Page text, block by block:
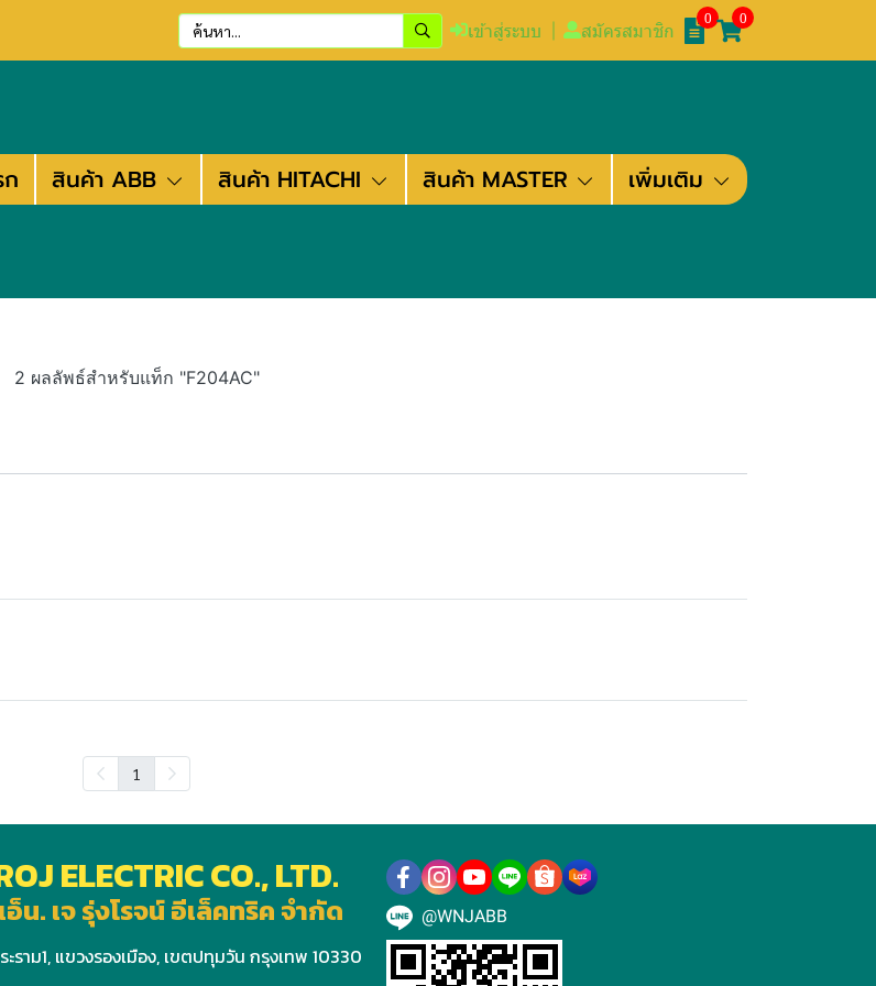
เข้าสู่ระบบ สมัครสมาชิก
0 0
สินค้า ABB สินค้า HITACHI สินค้า MASTER เพิ่มเติม
2 ผลลัพธ์สำหรับแท็ก "F204AC"
1
ELECTRIC CO., LTD.
น. เจ รุ่งโรจน์ อีเล็คทริค จำกัด
าม1, แขวงรองเมือง, เขตปทุมวัน กรุงเทพ 10330
@WNJABB